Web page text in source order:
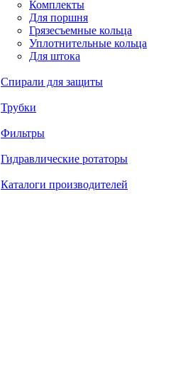
Комплекты
Для поршня
Грязесъемные кольца
Уплотнительные кольца
Для штока
Спирали для защиты
Трубки
Фильтры
Гидравлические ротаторы
Каталоги производителей